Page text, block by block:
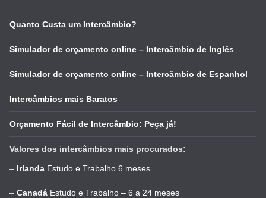
Quanto Custa um Intercâmbio?
Simulador de orçamento online – Intercâmbio de Inglês
Simulador de orçamento online – Intercâmbio de Espanhol
Intercâmbios mais Baratos
Orçamento Fácil de Intercâmbio: Peça já!
Valores dos intercâmbios mais procurados:
– Irlanda Estudo e Trabalho 6 meses
– Canadá Estudo e Trabalho – 6 a 24 meses